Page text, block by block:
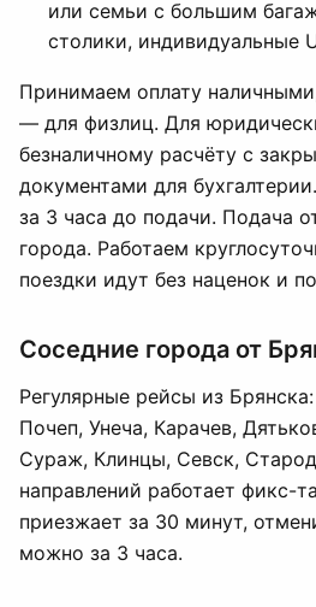
или семьи с большим
столики, индивидуальные
Принимаем оплату
— для физлиц. Для
безналичному расчёту с
документами для
за 3 часа до подачи. Подача
города. Работаем
поездки идут без наценок и
Соседние города от
Регулярные рейсы из
Почеп, Унеча, Карачев,
Сураж, Клинцы, Севск,
направлений работает фикс-
приезжает за 30 минут,
можно за 3 часа.